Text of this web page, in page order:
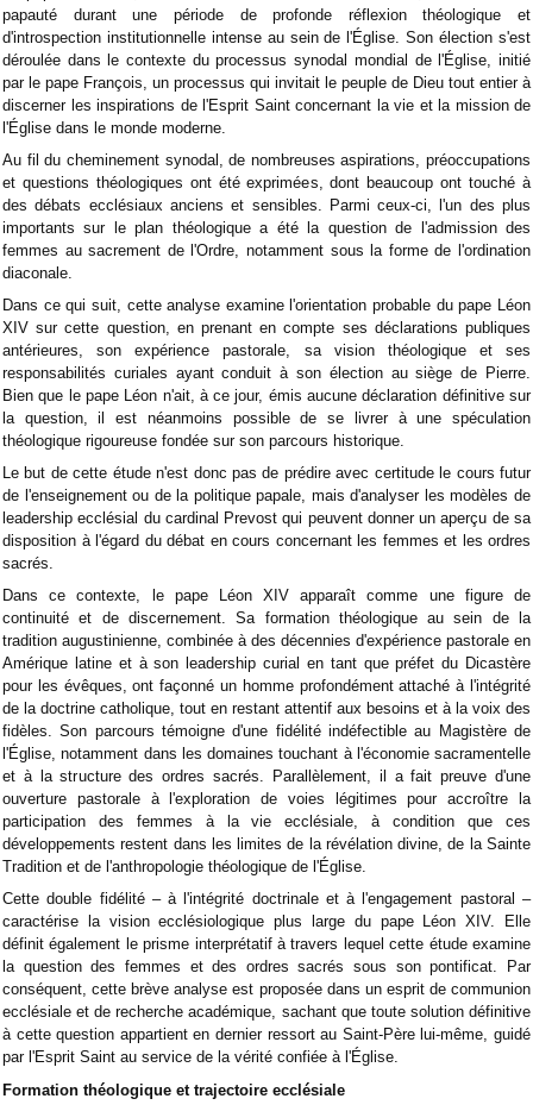
papauté durant une période de profonde réflexion théologique et
d'introspection institutionnelle intense au sein de l'Église. Son élection s'est
déroulée dans le contexte du processus synodal mondial de l'Église, initié
par le pape François, un processus qui invitait le peuple de Dieu tout entier à
discerner les inspirations de l'Esprit Saint concernant la vie et la mission de
l'Église dans le monde moderne.
Au fil du cheminement synodal, de nombreuses aspirations, préoccupations
et questions théologiques ont été exprimées, dont beaucoup ont touché à
des débats ecclésiaux anciens et sensibles. Parmi ceux-ci, l'un des plus
importants sur le plan théologique a été la question de l'admission des
femmes au sacrement de l'Ordre, notamment sous la forme de l'ordination
diaconale.
Dans ce qui suit, cette analyse examine l'orientation probable du pape Léon
XIV sur cette question, en prenant en compte ses déclarations publiques
antérieures, son expérience pastorale, sa vision théologique et ses
responsabilités curiales ayant conduit à son élection au siège de Pierre.
Bien que le pape Léon n'ait, à ce jour, émis aucune déclaration définitive sur
la question, il est néanmoins possible de se livrer à une spéculation
théologique rigoureuse fondée sur son parcours historique.
Le but de cette étude n'est donc pas de prédire avec certitude le cours futur
de l'enseignement ou de la politique papale, mais d'analyser les modèles de
leadership ecclésial du cardinal Prevost qui peuvent donner un aperçu de sa
disposition à l'égard du débat en cours concernant les femmes et les ordres
sacrés.
Dans ce contexte, le pape Léon XIV apparaît comme une figure de
continuité et de discernement. Sa formation théologique au sein de la
tradition augustinienne, combinée à des décennies d'expérience pastorale en
Amérique latine et à son leadership curial en tant que préfet du Dicastère
pour les évêques, ont façonné un homme profondément attaché à l'intégrité
de la doctrine catholique, tout en restant attentif aux besoins et à la voix des
fidèles. Son parcours témoigne d'une fidélité indéfectible au Magistère de
l'Église, notamment dans les domaines touchant à l'économie sacramentelle
et à la structure des ordres sacrés. Parallèlement, il a fait preuve d'une
ouverture pastorale à l'exploration de voies légitimes pour accroître la
participation des femmes à la vie ecclésiale, à condition que ces
développements restent dans les limites de la révélation divine, de la Sainte
Tradition et de l'anthropologie théologique de l'Église.
Cette double fidélité – à l'intégrité doctrinale et à l'engagement pastoral –
caractérise la vision ecclésiologique plus large du pape Léon XIV. Elle
définit également le prisme interprétatif à travers lequel cette étude examine
la question des femmes et des ordres sacrés sous son pontificat. Par
conséquent, cette brève analyse est proposée dans un esprit de communion
ecclésiale et de recherche académique, sachant que toute solution définitive
à cette question appartient en dernier ressort au Saint-Père lui-même, guidé
par l'Esprit Saint au service de la vérité confiée à l'Église.
Formation théologique et trajectoire ecclésiale